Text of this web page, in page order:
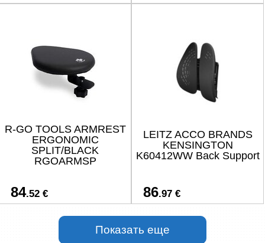
R-GO TOOLS ARMREST
ERGONOMIC
SPLIT/BLACK
RGOARMSP
84.52 €
LEITZ ACCO BRANDS
KENSINGTON
K60412WW Back Support
86.97 €